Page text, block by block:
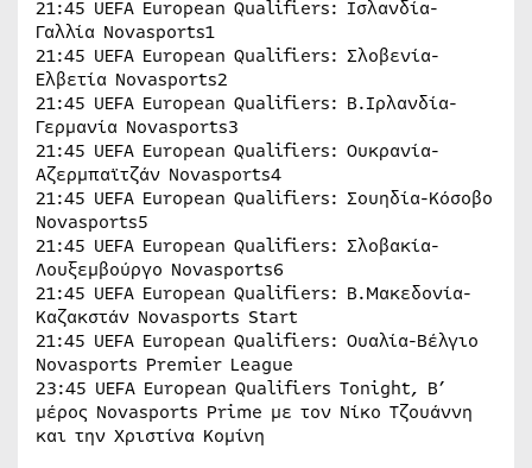
21:45 UEFA European Qualifiers: Ισλανδία-
Γαλλία Novasports1
21:45 UEFA European Qualifiers: Σλοβενία-
Ελβετία Novasports2
21:45 UEFA European Qualifiers: Β.Ιρλανδία-
Γερμανία Novasports3
21:45 UEFA European Qualifiers: Ουκρανία-
Αζερμπαϊτζάν Novasports4
21:45 UEFA European Qualifiers: Σουηδία-Κόσοβο
Novasports5
21:45 UEFA European Qualifiers: Σλοβακία-
Λουξεμβούργο Novasports6
21:45 UEFA European Qualifiers: Β.Μακεδονία-
Καζακστάν Novasports Start
21:45 UEFA European Qualifiers: Ουαλία-Βέλγιο
Novasports Premier League
23:45 UEFA European Qualifiers Tonight, B’
μέρος Novasports Prime με τον Νίκο Τζουάννη
και την Χριστίνα Κομίνη